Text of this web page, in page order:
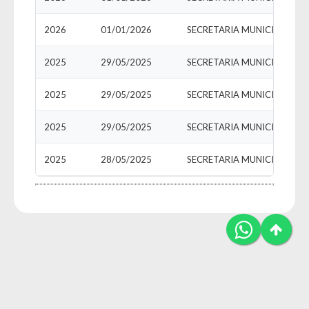
2026 01/01/2026 SECRETARIA MUNICIPAL DE
2025 29/05/2025
2025 29/05/2025
2025 29/05/2025 SECRETARIA MUNICIPAL DE
2025 28/05/2025